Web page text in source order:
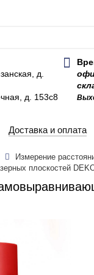
д.
д. 153с8
Доставка и оплата
Измерение
плоскостей